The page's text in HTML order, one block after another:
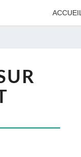
ACCUEIL